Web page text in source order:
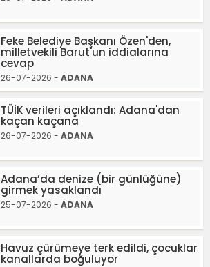
Feke Belediye Başkanı Özen'den,
milletvekili Barut'un iddialarına
cevap
26-07-2026 - ADANA
TÜİK verileri açıklandı: Adana'dan
kaçan kaçana
26-07-2026 - ADANA
Adana’da denize (bir günlüğüne)
girmek yasaklandı
25-07-2026 - ADANA
Havuz çürümeye terk edildi, çocuklar
kanallarda boğuluyor